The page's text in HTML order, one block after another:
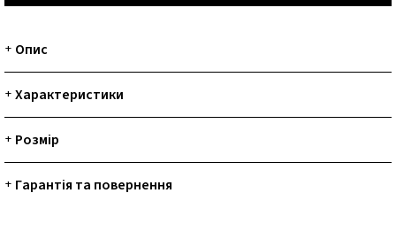
+ Опис
+ Характеристики
+ Розмір
+ Гарантія та повернення